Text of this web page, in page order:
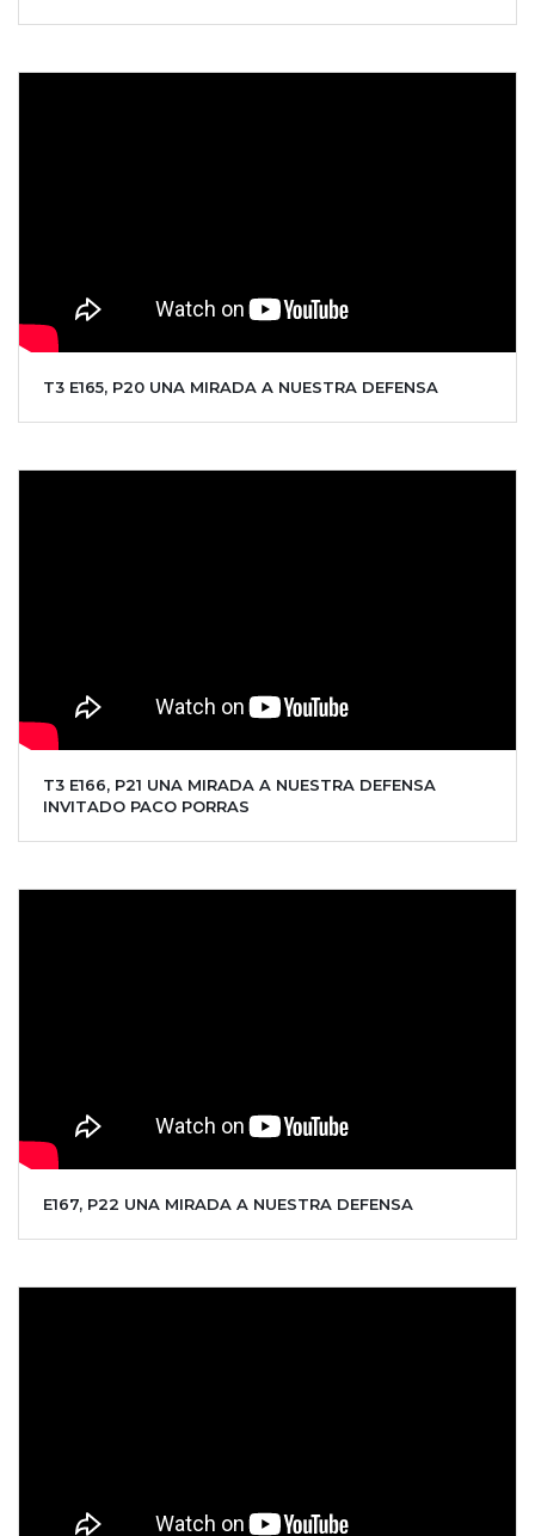
T3 E165, P20 UNA MIRADA A NUESTRA DEFENSA
T3 E166, P21 UNA MIRADA A NUESTRA DEFENSA
INVITADO PACO PORRAS
E167, P22 UNA MIRADA A NUESTRA DEFENSA